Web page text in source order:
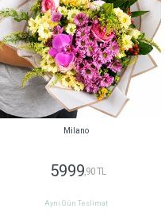
Milano
5999,90 TL
Aynı Gün Teslimat